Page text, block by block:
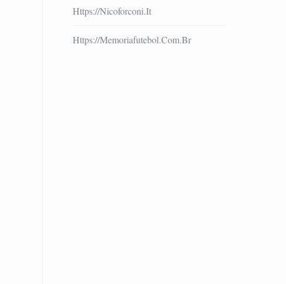
Https://nicoforconi.it
Https://memoriafutebol.com.br